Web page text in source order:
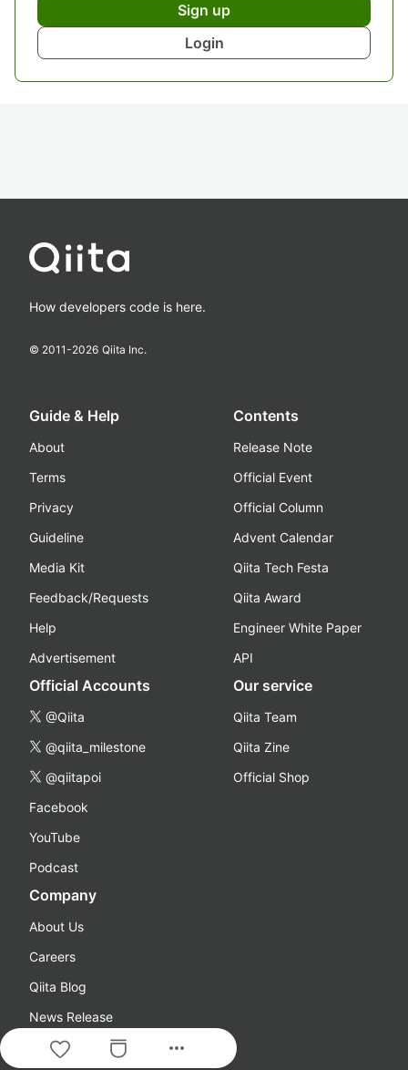
Sign up
Login
more_horiz
How developers code is here.
© 2011-2026 Qiita Inc.
Guide & Help
About
Terms
Privacy
Guideline
Media Kit
Feedback/Requests
Help
Advertisement
Contents
Release Note
Official Event
Official Column
Advent Calendar
Qiita Tech Festa
Qiita Award
Engineer White Paper
API
Official Accounts
@Qiita
@qiita_milestone
@qiitapoi
Facebook
YouTube
Podcast
Our service
Qiita Team
Qiita Zine
Official Shop
Company
About Us
Careers
Qiita Blog
News Release